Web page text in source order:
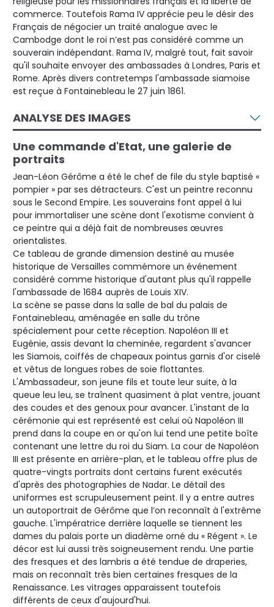
commerce. Toutefois Rama IV apprécie peu le désir des
Français de négocier un traité analogue avec le
Cambodge dont le roi n’est pas considéré comme un
souverain indépendant. Rama IV, malgré tout, fait savoir
qu'il souhaite envoyer des ambassades à Londres, Paris et
Rome. Après divers contretemps l'ambassade siamoise
est reçue à Fontainebleau le 27 juin 1861.
ANALYSE DES IMAGES
Une commande d'Etat, une galerie de
portraits
Jean-Léon Gérôme a été le chef de file du style baptisé «
pompier » par ses détracteurs. C'est un peintre reconnu
sous le Second Empire. Les souverains font appel à lui
pour immortaliser une scène dont l'exotisme convient à
ce peintre qui a déjà fait de nombreuses œuvres
orientalistes.
Ce tableau de grande dimension destiné au musée
historique de Versailles commémore un événement
considéré comme historique d'autant plus qu'il rappelle
l'ambassade de 1684 auprès de Louis XIV.
La scène se passe dans la salle de bal du palais de
Fontainebleau, aménagée en salle du trône
spécialement pour cette réception. Napoléon III et
Eugénie, assis devant la cheminée, regardent s'avancer
les Siamois, coiffés de chapeaux pointus garnis d'or ciselé
et vêtus de longues robes de soie flottantes.
L'Ambassadeur, son jeune fils et toute leur suite, à la
queue leu leu, se traînent quasiment à plat ventre, jouant
des coudes et des genoux pour avancer. L'instant de la
cérémonie qui est représenté est celui où Napoléon III
prend dans la coupe en or qu'on lui tend une petite boîte
contenant une lettre du roi du Siam. La cour de Napoléon
III est présente en arrière-plan, et le tableau offre plus de
quatre-vingts portraits dont certains furent exécutés
d'après des photographies de Nadar. Le détail des
uniformes est scrupuleusement peint. Il y a entre autres
un autoportrait de Gérôme que l’on reconnaît à l'extrême
gauche. L'impératrice derrière laquelle se tiennent les
dames du palais porte un diadème orné du « Régent ». Le
décor est lui aussi très soigneusement rendu. Une partie
des fresques et des lambris a été tendue de draperies,
mais on reconnaît très bien certaines fresques de la
Renaissance. Les vitrages apparaissent toutefois
différents de ceux d'aujourd'hui.